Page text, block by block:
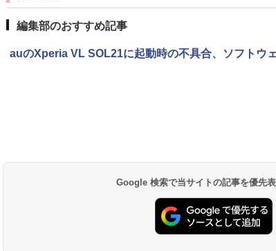
編集部のおすすめ記事
auのXperia VL SOL21に起動時の不具合、ソフトウ
Google 検索で当サイトの記事を優先